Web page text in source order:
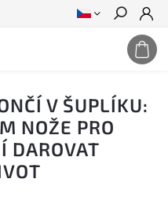
Hledat
V ŠUPLÍKU:
NOŽE PRO
DAROVAT